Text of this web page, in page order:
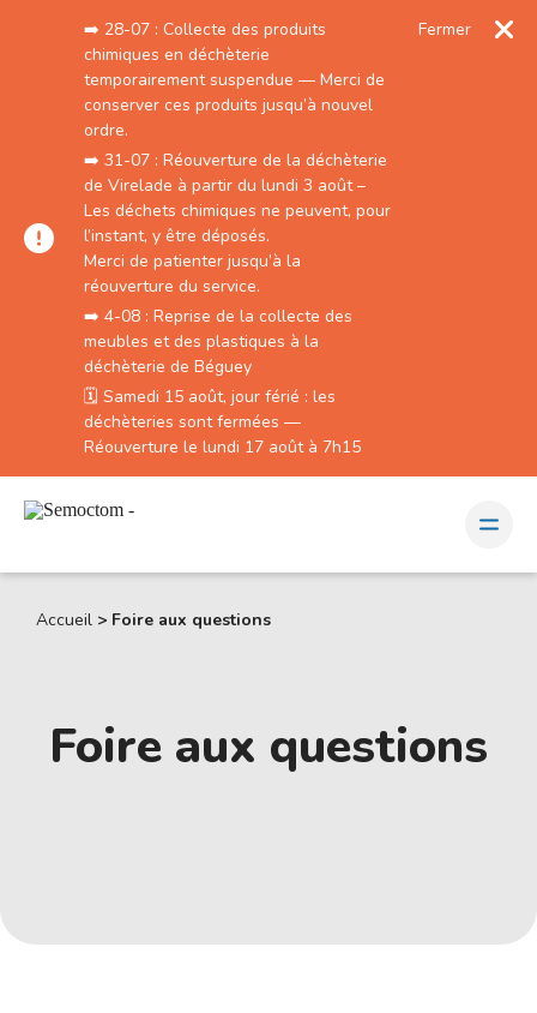
➡️ 28-07 : Collecte des produits
chimiques en déchèterie
temporairement suspendue — Merci de
conserver ces produits jusqu’à nouvel
ordre.
➡️ 31-07 : Réouverture de la déchèterie
de Virelade à partir du lundi 3 août –
Les déchets chimiques ne peuvent, pour
l’instant, y être déposés.
Merci de patienter jusqu’à la
réouverture du service.
➡️ 4-08 : Reprise de la collecte des
meubles et des plastiques à la
déchèterie de Béguey
🗓️ Samedi 15 août, jour férié : les
déchèteries sont fermées —
Réouverture le lundi 17 août à 7h15
Fermer
Accueil > Foire aux questions
Foire aux questions